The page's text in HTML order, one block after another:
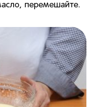
перемешайте.